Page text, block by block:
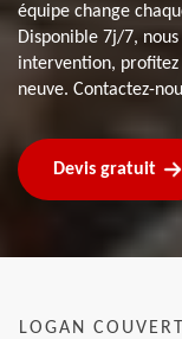
équipe change
Disponible 7j/7,
intervention,
neuve. Contactez-
Devis gratuit
LOGAN